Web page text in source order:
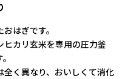
はぎです。
カリ玄米を専用の圧力釜
く異なり、おいしくて消化